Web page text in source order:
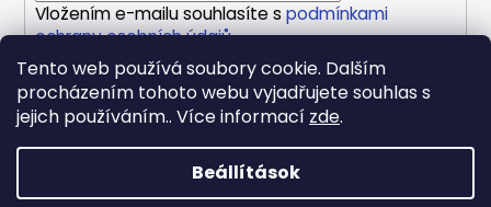
Tento web používá soubory cookie. Dalším
procházením tohoto webu vyjadřujete souhlas s
jejich používáním.. Více informací zde.
Beállítások
Vložením e-mailu souhlasíte spodmínkami
ochrany osobních údajů
FELIRATKOZÁS